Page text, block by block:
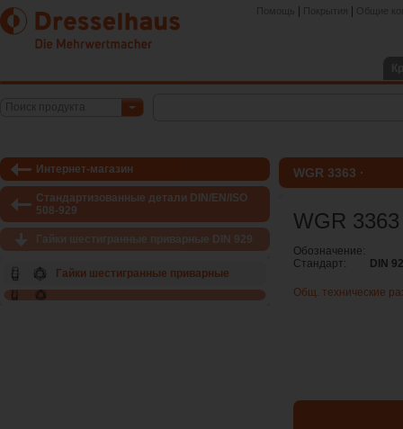
Помощь Покрытия Общие
Поиск продукта
Интернет-магазин
Стандартизованные детали DIN/EN/ISO
508-929
Гайки шестигранные приварные DIN 929
Гайки шестигранные приварные
WGR 3363 ·
WGR 3363
Обозначение:
Стандарт:
DIN
Общ. технические